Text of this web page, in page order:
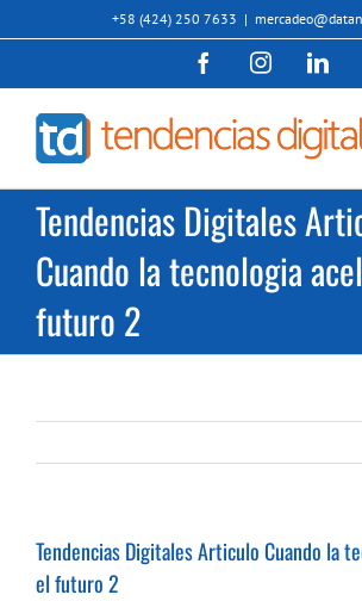
al
+58 (424) 250 7633 |
FacebookInstagram
Tendencias Digitales
Cuando la tecnologia
futuro 2
Tendencias Digitales Articulo Cuando la
el futuro 2